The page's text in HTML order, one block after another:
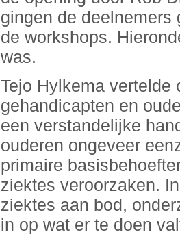
gingen de deelnemers
de workshops.
was.
Tejo Hylkema
gehandicapten en
een verstandelijke
ouderen ongeveer
primaire
ziektes veroorzaken.
ziektes aan bod,
in op wat er te doen